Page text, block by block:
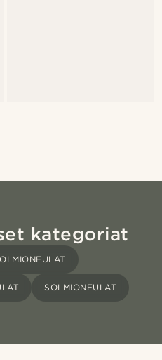
kategoriat
SOLMIONEULAT